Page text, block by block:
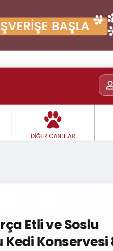
DİĞER CANLILAR
Etli ve Soslu
Konservesi